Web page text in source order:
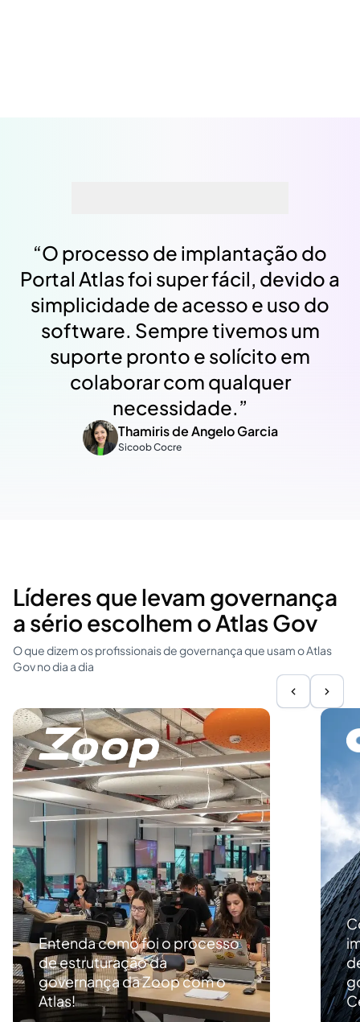
“O processo de implantação do
Portal Atlas foi super fácil, devido a
simplicidade de acesso e uso do
software. Sempre tivemos um
suporte pronto e solícito em
colaborar com qualquer
necessidade.”
Thamiris de Angelo Garcia
Sicoob Cocre
Líderes que levam governança
a sério escolhem o Atlas Gov
O que dizem os profissionais de governança que usam o Atlas
Gov no dia a dia
Entenda como foi o processo
de estruturação da
governança da Zoop com o
Atlas!